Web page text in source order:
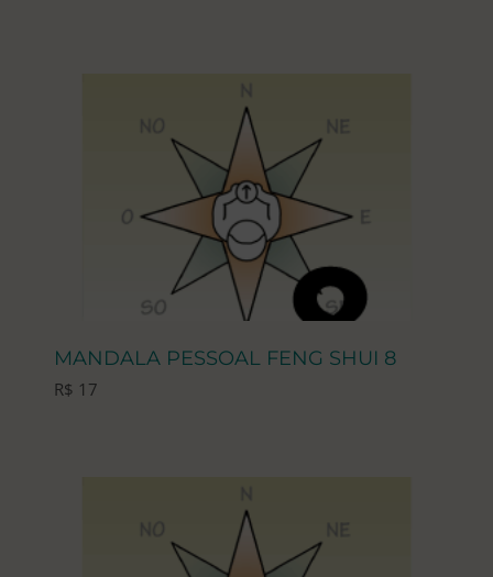
MANDALA PESSOAL FENG SHUI 8
R$ 17